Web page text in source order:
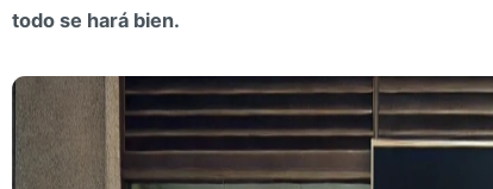
todo se hará bien.